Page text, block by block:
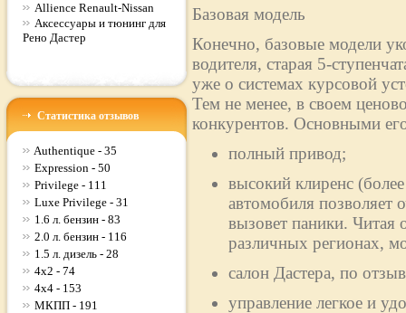
Allience Renault-Nissan
Аксессуары и тюнинг для
Рено Дастер
Статистика отзывов
Authentique - 35
Expression - 50
Privilege - 111
Luxe Privilege - 31
1.6 л. бензин - 83
2.0 л. бензин - 116
1.5 л. дизель - 28
4x2 - 74
4x4 - 153
МКПП - 191
Базовая модель
Конечно, базовые модели
водителя, старая 5-
уже о системах курсовой
Тем не менее, в своем
конкурентов. Основными
полный привод;
высокий клиренс
автомобиля позволяет
вызовет паники. Читая
различных регионах,
салон Дастера, по
управление легкое и